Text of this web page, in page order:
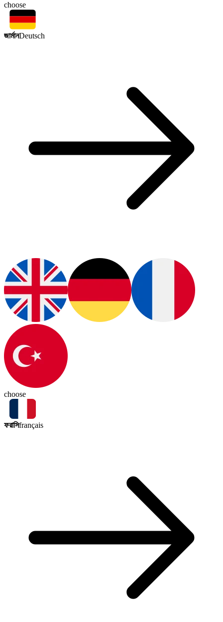
choose
জার্মানDeutsch
choose
ফরাসিfrançais